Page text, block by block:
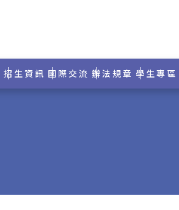
招生資訊 國際交流 辦法規章 學生專區